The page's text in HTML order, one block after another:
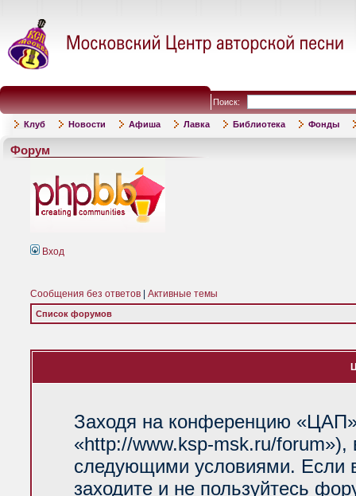
Поиск:
Клуб Новости Афиша Лавка Библиотека Фонды
Форум
Вход
Сообщения без ответов Активные темы
Список форумов
Заходя на конференцию
«http://www.ksp-msk.ru/forum»),
следующими условиями. Если
заходите и не пользуйтесь